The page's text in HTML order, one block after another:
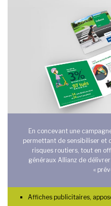
En concevant une
permettant de sensibiliser et
risques routiers, tout en
généraux Allianz de
«
Affiches publicitaires,